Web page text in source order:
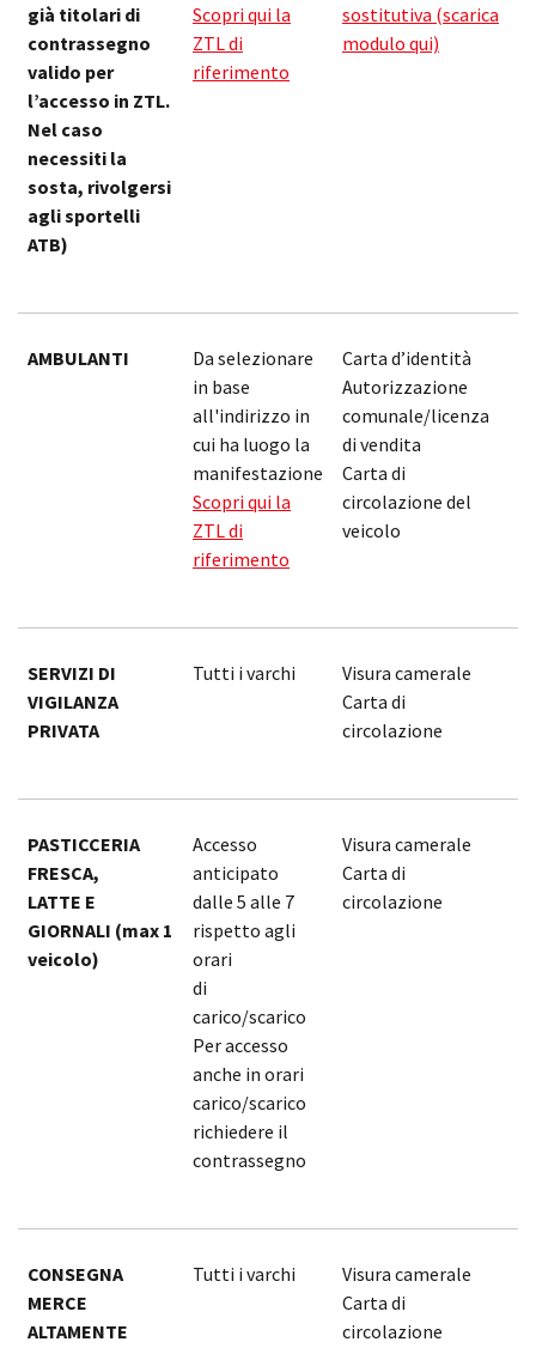
già titolari di
contrassegno
valido per
l’accesso in ZTL.
Nel caso
necessiti la
sosta, rivolgersi
agli sportelli
ATB)
Scopri qui la
ZTL di
riferimento
sostitutiva (scarica
modulo qui)
AMBULANTI
Da selezionare
in base
all'indirizzo in
cui ha luogo la
manifestazione
Scopri qui la
ZTL di
riferimento
Carta d’identità
Autorizzazione
comunale/licenza
di vendita
Carta di
circolazione del
veicolo
SERVIZI DI
VIGILANZA
PRIVATA
Tutti i varchi
Visura camerale
Carta di
circolazione
PASTICCERIA
FRESCA,
LATTE E
GIORNALI (max 1
veicolo)
Accesso
anticipato
dalle 5 alle 7
rispetto agli
orari
di
carico/scarico
Per accesso
anche in orari
carico/scarico
richiedere il
contrassegno
Visura camerale
Carta di
circolazione
CONSEGNA
MERCE
ALTAMENTE
Tutti i varchi
Visura camerale
Carta di
circolazione